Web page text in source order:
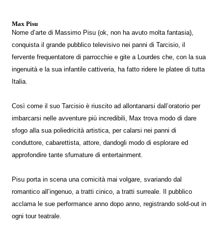
Max Pisu
Nome d’arte di Massimo Pisu (ok, non ha avuto molta fantasia),
conquista il grande pubblico televisivo nei panni di Tarcisio, il
fervente frequentatore di parrocchie e gite a Lourdes che, con la sua
ingenuità e la sua infantile cattiveria, ha fatto ridere le platee di tutta
Italia.
Così come il suo Tarcisio è riuscito ad allontanarsi dall’oratorio per
imbarcarsi nelle avventure più incredibili, Max trova modo di dare
sfogo alla sua poliedricità artistica, per calarsi nei panni di
conduttore, cabarettista, attore, dandogli modo di esplorare ed
approfondire tante sfumature di entertainment.
Pisu porta in scena una comicità mai volgare, svariando dal
romantico all’ingenuo, a tratti cinico, a tratti surreale. Il pubblico
acclama le sue performance anno dopo anno, registrando sold-out in
ogni tour teatrale.